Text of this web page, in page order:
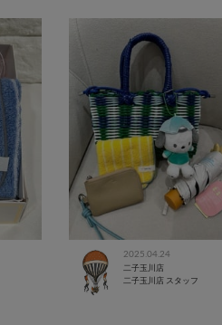
2025.04.24
二子玉川店
二子玉川店 スタッフ